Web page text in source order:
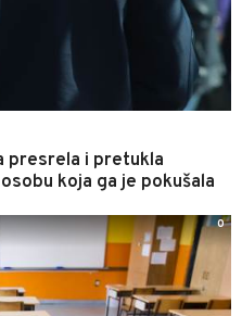
presrela i pretukla
koja ga je pokušala
0